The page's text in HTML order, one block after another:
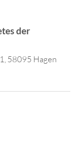
der
58095 Hagen